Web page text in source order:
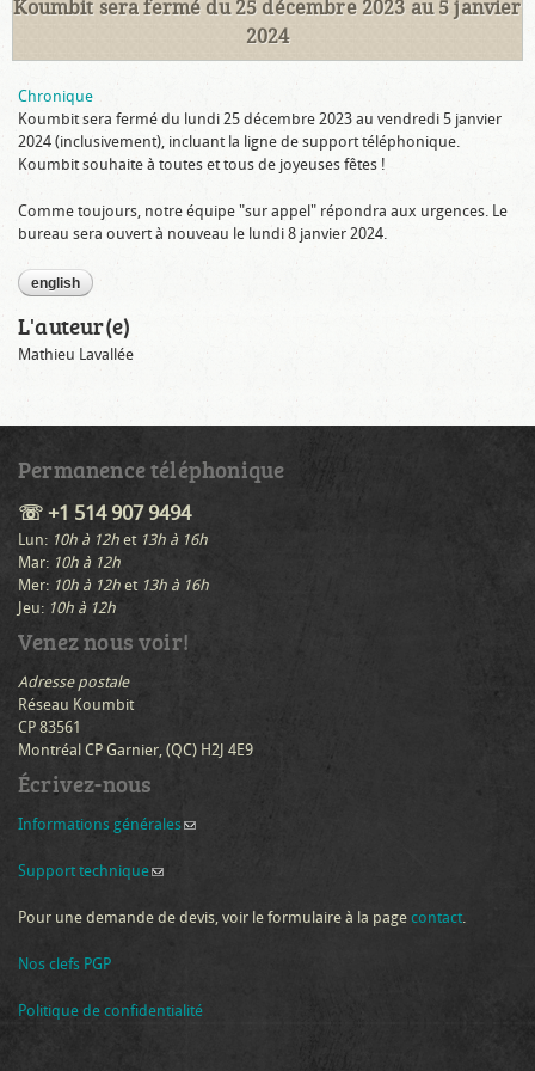
Koumbit sera fermé du 25 décembre 2023 au 5 janvier
2024
Chronique
Koumbit sera fermé du lundi 25 décembre 2023 au vendredi 5 janvier
2024 (inclusivement), incluant la ligne de support téléphonique.
Koumbit souhaite à toutes et tous de joyeuses fêtes !
Comme toujours, notre équipe "sur appel" répondra aux urgences. Le
bureau sera ouvert à nouveau le lundi 8 janvier 2024.
english
L'auteur(e)
Mathieu Lavallée
Permanence téléphonique
☏ +1 514 907 9494
Lun: 10h à 12h et 13h à 16h
Mar: 10h à 12h
Mer: 10h à 12h et 13h à 16h
Jeu: 10h à 12h
Venez nous voir!
Adresse postale
Réseau Koumbit
CP 83561
Montréal CP Garnier, (QC) H2J 4E9
Écrivez-nous
Informations générales(link sends e-mail)
Support technique(link sends e-mail)
Pour une demande de devis, voir le formulaire à la page contact.
Nos clefs PGP
Politique de confidentialité